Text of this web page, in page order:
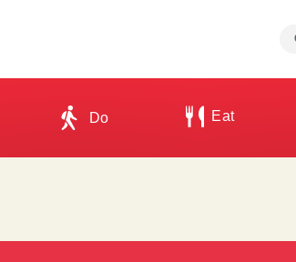
Do Eat